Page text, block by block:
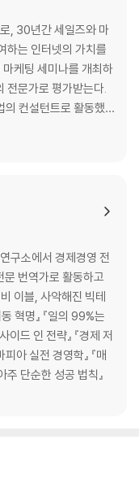
아려보자
, 30년간 세일즈와 마
하는 인터넷의 가치를
케팅 세미나를 개최하
전문가로 평가받는다.
컨설턴트로 활동했
Marketing Opti
석협회(Digital Analyt
구소에서 경제경영 전
번역가로 활동하고
비 이블, 사악해진 빅테
혁명』 『일의 99%는
이드 인 전략』 『경제 저
피아 실전 경영학』 『매
주 단순한 성공 법칙』